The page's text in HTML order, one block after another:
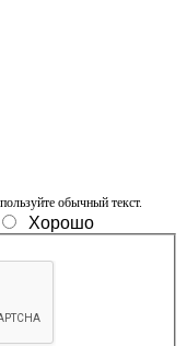
обычный текст.
Хорошо